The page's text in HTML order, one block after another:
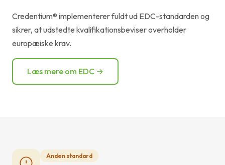
Credentium® implementerer fuldt ud EDC-standarden og
sikrer, at udstedte kvalifikationsbeviser overholder
europæiske krav.
Læs mere om EDC →
Anden standard